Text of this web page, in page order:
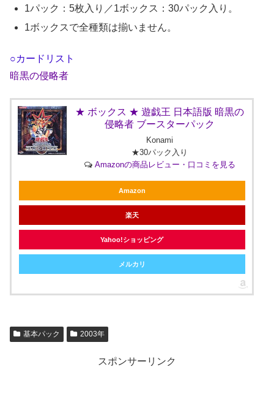
1パック：5枚入り／1ボックス：30パック入り。
1ボックスで全種類は揃いません。
○カードリスト
暗黒の侵略者
★ ボックス ★ 遊戯王 日本語版 暗黒の
侵略者 ブースターパック
Konami
★30パック入り
Amazonの商品レビュー・口コミを見る
Amazon
楽天
Yahoo!ショッピング
メルカリ
基本パック 2003年
スポンサーリンク